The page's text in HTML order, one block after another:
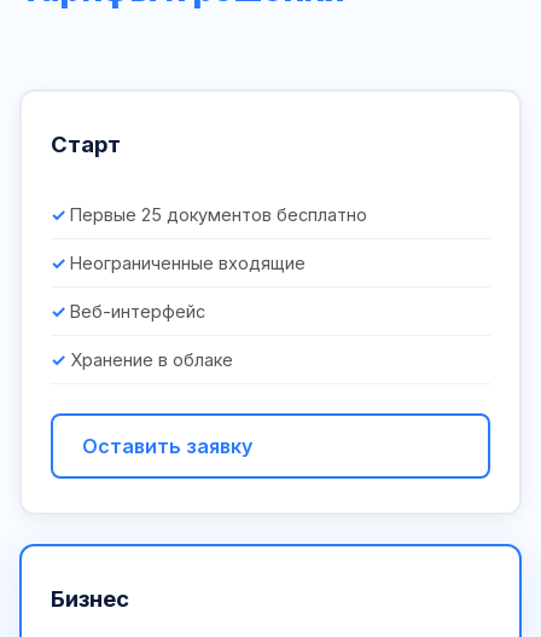
Старт
Первые 25 документов бесплатно
Неограниченные входящие
Веб-интерфейс
Хранение в облаке
Оставить заявку
Бизнес